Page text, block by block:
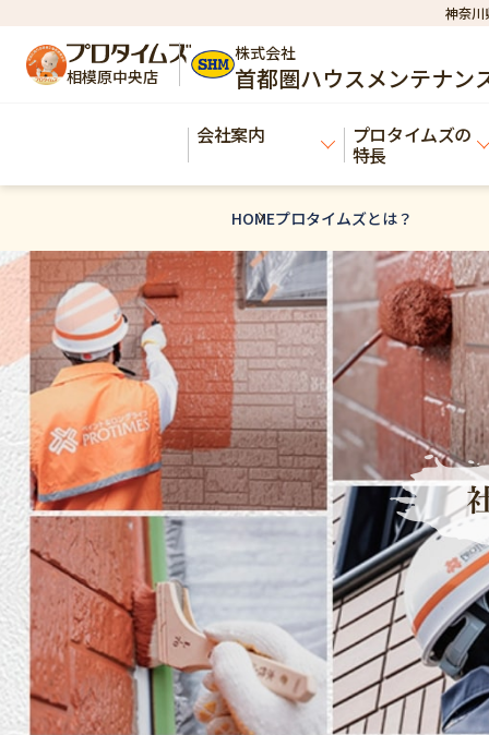
神奈川
相模原中央店
株式会社
首都圏ハウスメンテナン
会社案内 プロタイムズの
特長
HOMEプロタイムズとは？